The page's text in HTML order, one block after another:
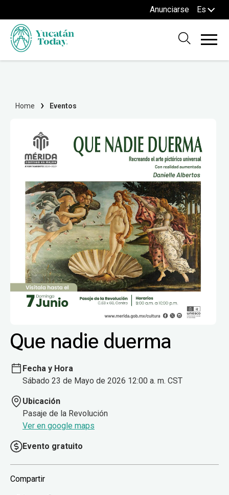
Anunciarse Es
Home Eventos
Que nadie duerma
Fecha y Hora
Sábado 23 de Mayo de 2026 12:00 a. m. CST
Ubicación
Pasaje de la Revolución
Ver en google maps
Evento gratuito
Compartir